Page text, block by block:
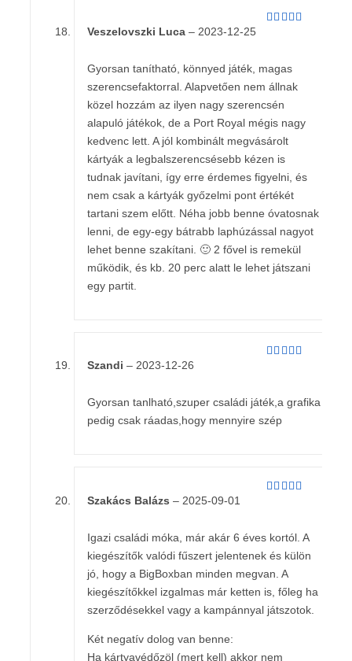
Veszelovszki Luca– 2023-12-25
Gyorsan tanítható, könnyed játék, magas
szerencsefaktorral. Alapvetően nem állnak
közel hozzám az ilyen nagy szerencsén
alapuló játékok, de a Port Royal mégis nagy
kedvenc lett. A jól kombinált megvásárolt
kártyák a legbalszerencsésebb kézen is
tudnak javítani, így erre érdemes figyelni, és
nem csak a kártyák győzelmi pont értékét
tartani szem előtt. Néha jobb benne óvatosnak
lenni, de egy-egy bátrabb laphúzással nagyot
lehet benne szakítani. 🙂 2 fővel is remekül
működik, és kb. 20 perc alatt le lehet játszani
egy partit.
Szandi– 2023-12-26
Gyorsan tanlható,szuper családi játék,a grafika
pedig csak ráadas,hogy mennyire szép
Szakács Balázs– 2025-09-01
Igazi családi móka, már akár 6 éves kortól. A
kiegészítők valódi fűszert jelentenek és külön
jó, hogy a BigBoxban minden megvan. A
kiegészítőkkel izgalmas már ketten is, főleg ha
szerződésekkel vagy a kampánnyal játszotok.
Két negatív dolog van benne:
Ha kártyavédőzöl (mert kell) akkor nem